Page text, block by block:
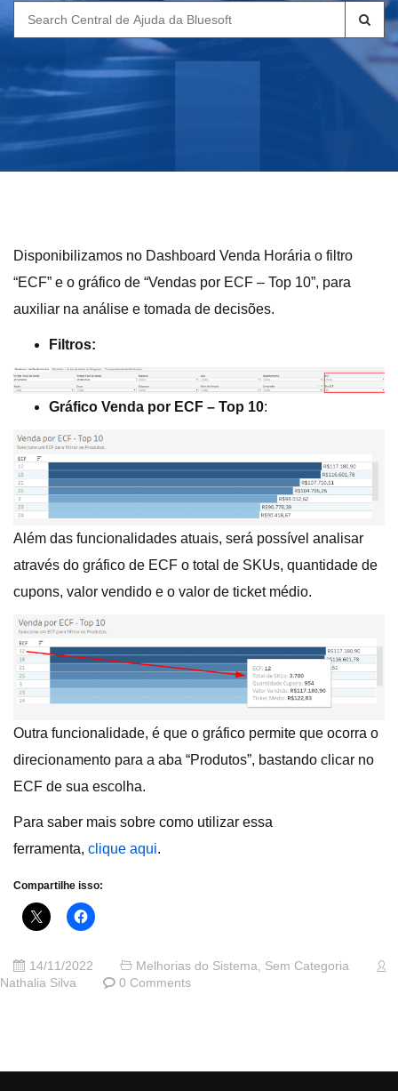
Search
for:
Disponibilizamos no Dashboard Venda Horária o filtro
“ECF” e o gráfico de “Vendas por ECF – Top 10”, para
auxiliar na análise e tomada de decisões.
Filtros:
Gráfico Venda por ECF – Top 10:
Além das funcionalidades atuais, será possível analisar
através do gráfico de ECF o total de SKUs, quantidade de
cupons, valor vendido e o valor de ticket médio.
Outra funcionalidade, é que o gráfico permite que ocorra o
direcionamento para a aba “Produtos”, bastando clicar no
ECF de sua escolha.
Para saber mais sobre como utilizar essa
ferramenta, clique aqui.
Compartilhe isso:
14/11/2022 Melhorias do Sistema, Sem Categoria
Nathalia Silva
0 Comments